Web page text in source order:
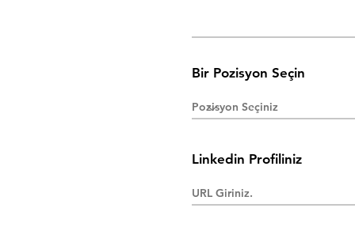
Bir Pozisyon Seçin
Linkedin Profiliniz